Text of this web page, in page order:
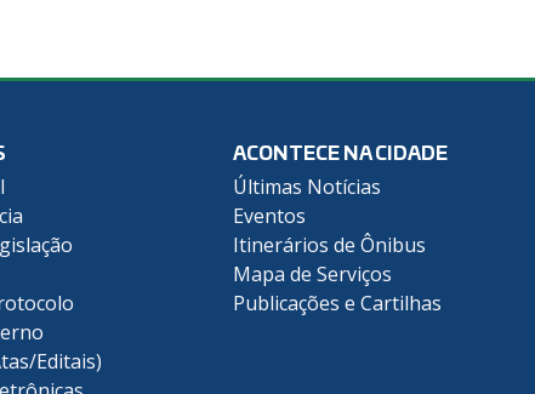
Editais)
ACONTECE NA CIDADE
Últimas Notícias
Eventos
Itinerários de Ônibus
Mapa de Serviços
Publicações e Cartilhas